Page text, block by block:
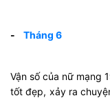
- Tháng 6
Vận số của nữ mạng
tốt đẹp, xảy ra